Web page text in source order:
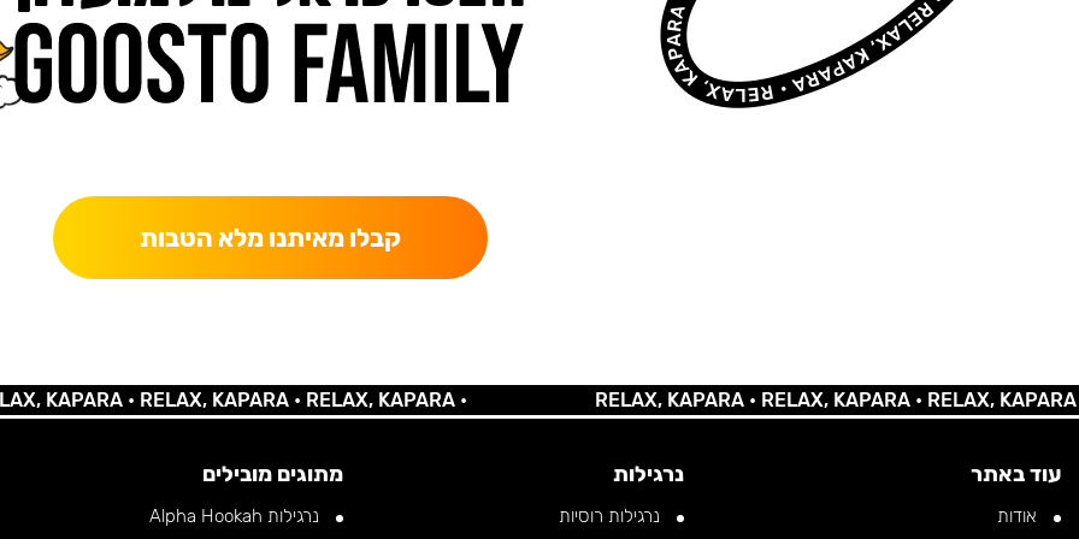
קבלו מאיתנו מלא הטבות
•RELAX, KAPARA •RELAX, KAPARA • RELAX, KAPARA •RELAX, KAPARA •RELAX, KAPARA •
עוד באתר
אודות
נרגילות
נרגילות רוסיות
מתוגים מובילים
נרגילות Alpha Hookah